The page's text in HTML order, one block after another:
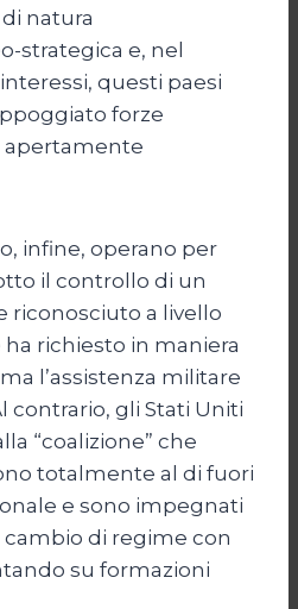
natura
strategica e, nel
questi paesi
forze
apertamente
infine, operano per
il controllo di un
riconosciuto a livello
richiesto in maniera
l’assistenza militare
contrario, gli Stati Uniti
“coalizione” che
totalmente al di fuori
e sono impegnati
cambio di regime con
su formazioni